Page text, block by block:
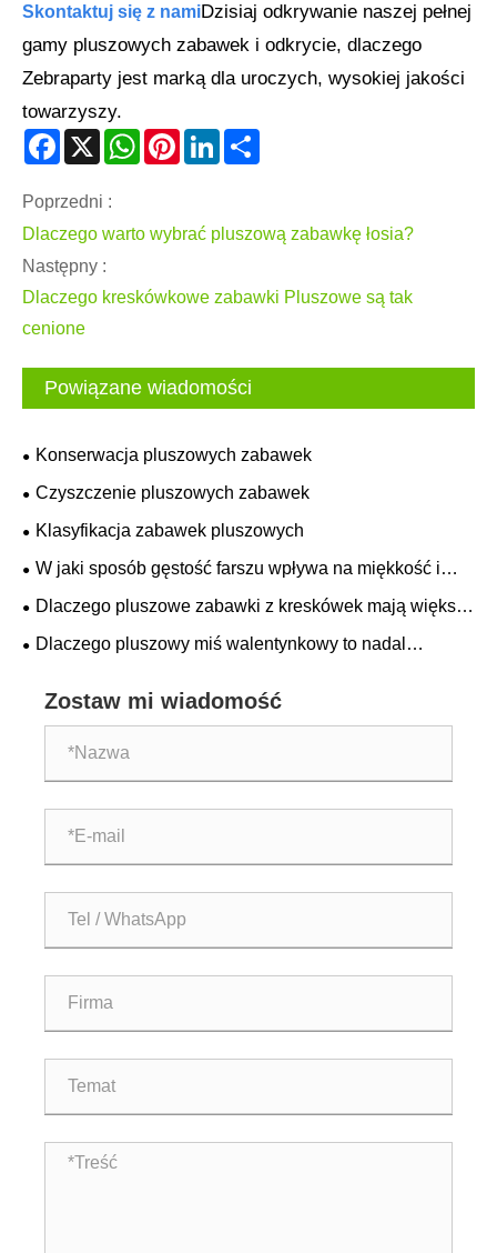
Skontaktuj się z namiDzisiaj odkrywanie naszej pełnej
gamy pluszowych zabawek i odkrycie, dlaczego
Zebraparty jest marką dla uroczych, wysokiej jakości
towarzyszy.
Facebook
X WhatsAppPinterestLinkedIn
Poprzedni :
Dlaczego warto wybrać pluszową zabawkę łosia?
Następny :
Dlaczego kreskówkowe zabawki Pluszowe są tak
cenione
Powiązane wiadomości
Konserwacja pluszowych zabawek
Czyszczenie pluszowych zabawek
Klasyfikacja zabawek pluszowych
W jaki sposób gęstość farszu wpływa na miękkość i
zachowanie kształtu pluszowych zabawek?
Dlaczego pluszowe zabawki z kreskówek mają większe
znaczenie zimą?
Dlaczego pluszowy miś walentynkowy to nadal
Zostaw mi wiadomość